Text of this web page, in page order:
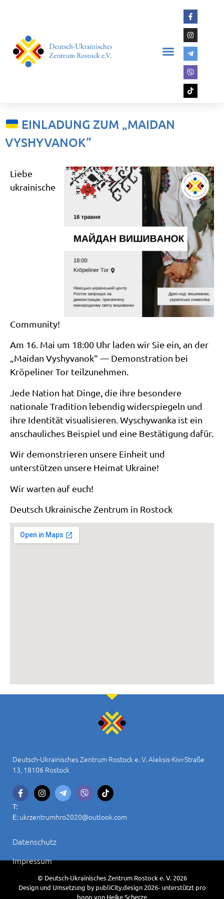
EINLADUNG ZUM „MAIDAN
VYSHYVANOK“
Liebe
ukrainische
Community!
Am 16. Mai um 18:00 Uhr laden wir Sie ein, an der
„Maidan Vyshyvanok“ — Demonstration bei
Kröpeliner Tor teilzunehmen.
Jede Nation hat Dinge, die ihre besondere
nationale Tradition lebendig widerspiegeln und
ihre Identität visualisieren. Wyschywanka ist ein
anschauliches Beispiel und eine Bestätigung dafür.
Wir demonstrieren unsere Einheit und
unterstützen unsere Heimat Ukraine!
Wir warten auf euch!
Deutsch Ukrainische Zentrum in Rostock
Deutsch-Ukrainisches Zentrum Rostock e. V. Aleksis-Kivi-Straße
13, 18106 Rostock
T:
E: ukrzentrumhro2020@outlook.com
Datenschutz
Impressum
© Deutsch-Ukrainisches Zentrum Rostock e. V. 2026
Design und Umsetzung by publiCity.design 2026- unterstützt pro
bono von Heike Scherze